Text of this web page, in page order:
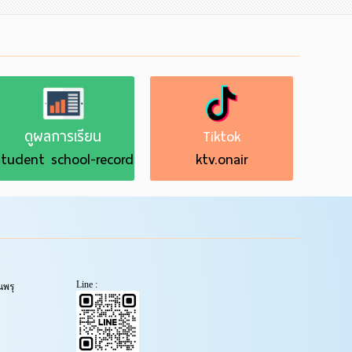
ดูผลการเรียน
school-record
Tiktok
ktv.onair
พรุ
Line :